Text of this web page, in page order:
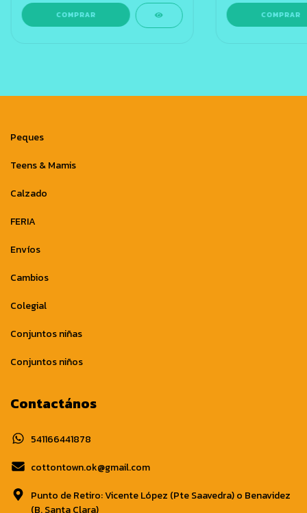
COMPRAR COMPRAR
Peques
Teens & Mamis
Calzado
FERIA
Envíos
Cambios
Colegial
Conjuntos niñas
Conjuntos niños
Contactános
541166441878
cottontown.ok@gmail.com
Punto de Retiro: Vicente López (Pte Saavedra) o Benavidez
(B. Santa Clara)